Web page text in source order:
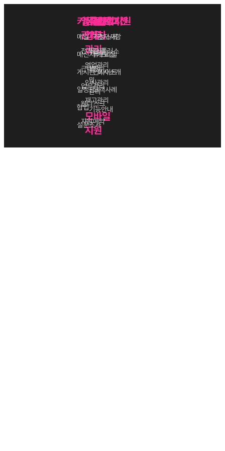
커뮤니케이션
메일
메신저
게시판
일정관리
협업
설문조사
업무
관리
전자결재
근태관리
업무관리
웹디스크
자원예약
전문
업무
관리
영업관리
인사관리
재고관리
모바일
지원
특별한
가치
웍스플러스
보안
및
관리
기능안내
블로그
기능소개
튜토리얼
인사이트
고객사례
고객지원
공지사항
자료실
회사소개